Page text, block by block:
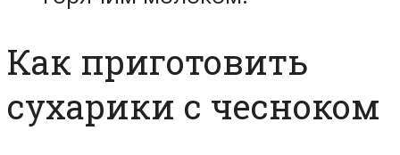
Как приготовить
сухарики с чесноком